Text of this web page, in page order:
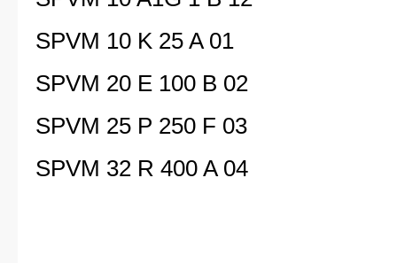
SPVM 10 K 25 A 01
SPVM 20 E 100 B 02
SPVM 25 P 250 F 03
SPVM 32 R 400 A 04